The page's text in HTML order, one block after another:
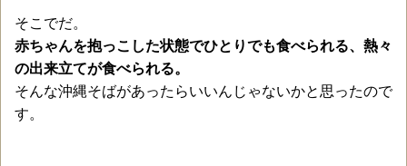
そこでだ。
赤ちゃんを抱っこした状態でひとりでも食べられる、熱々
の出来立てが食べられる。
そんな沖縄そばがあったらいいんじゃないかと思ったので
す。